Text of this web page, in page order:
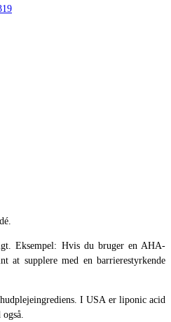
Eksempel: Hvis du bruger en AHA-
at supplere med en barrierestyrkende
I USA er liponic acid